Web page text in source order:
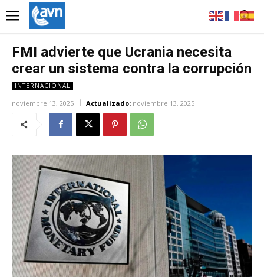
FMI advierte que Ucrania necesita
crear un sistema contra la corrupción
INTERNACIONAL
noviembre 13, 2025 Actualizado: noviembre 13, 2025